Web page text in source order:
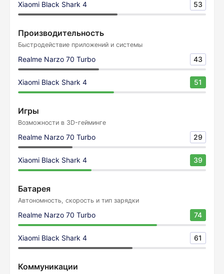
Xiaomi Black Shark 4 53
Производительность
Быстродействие приложений и системы
Realme Narzo 70 Turbo 43
Xiaomi Black Shark 4 51
Игры
Возможности в 3D-гейминге
Realme Narzo 70 Turbo 29
Xiaomi Black Shark 4 39
Батарея
Автономность, скорость и тип зарядки
Realme Narzo 70 Turbo 74
Xiaomi Black Shark 4 61
Коммуникации